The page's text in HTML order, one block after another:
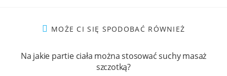
MOŻE CI SIĘ SPODOBAĆ RÓWNIEŻ
Na jakie partie ciała można stosować suchy masaż
szczotką?